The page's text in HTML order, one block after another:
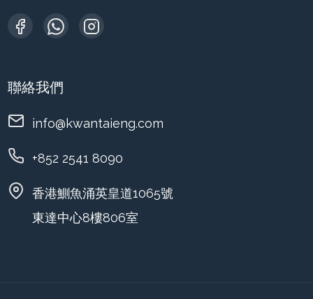
聯絡我們
info@kwantaieng.com
+852 2541 8090
香港鰂魚涌英皇道1065號
東達中心8樓806室